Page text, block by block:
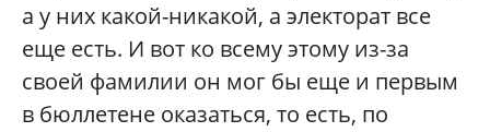
а у них какой-никакой, а электорат все
еще есть. И вот ко всему этому из-за
своей фамилии он мог бы еще и первым
в бюллетене оказаться, то есть, по